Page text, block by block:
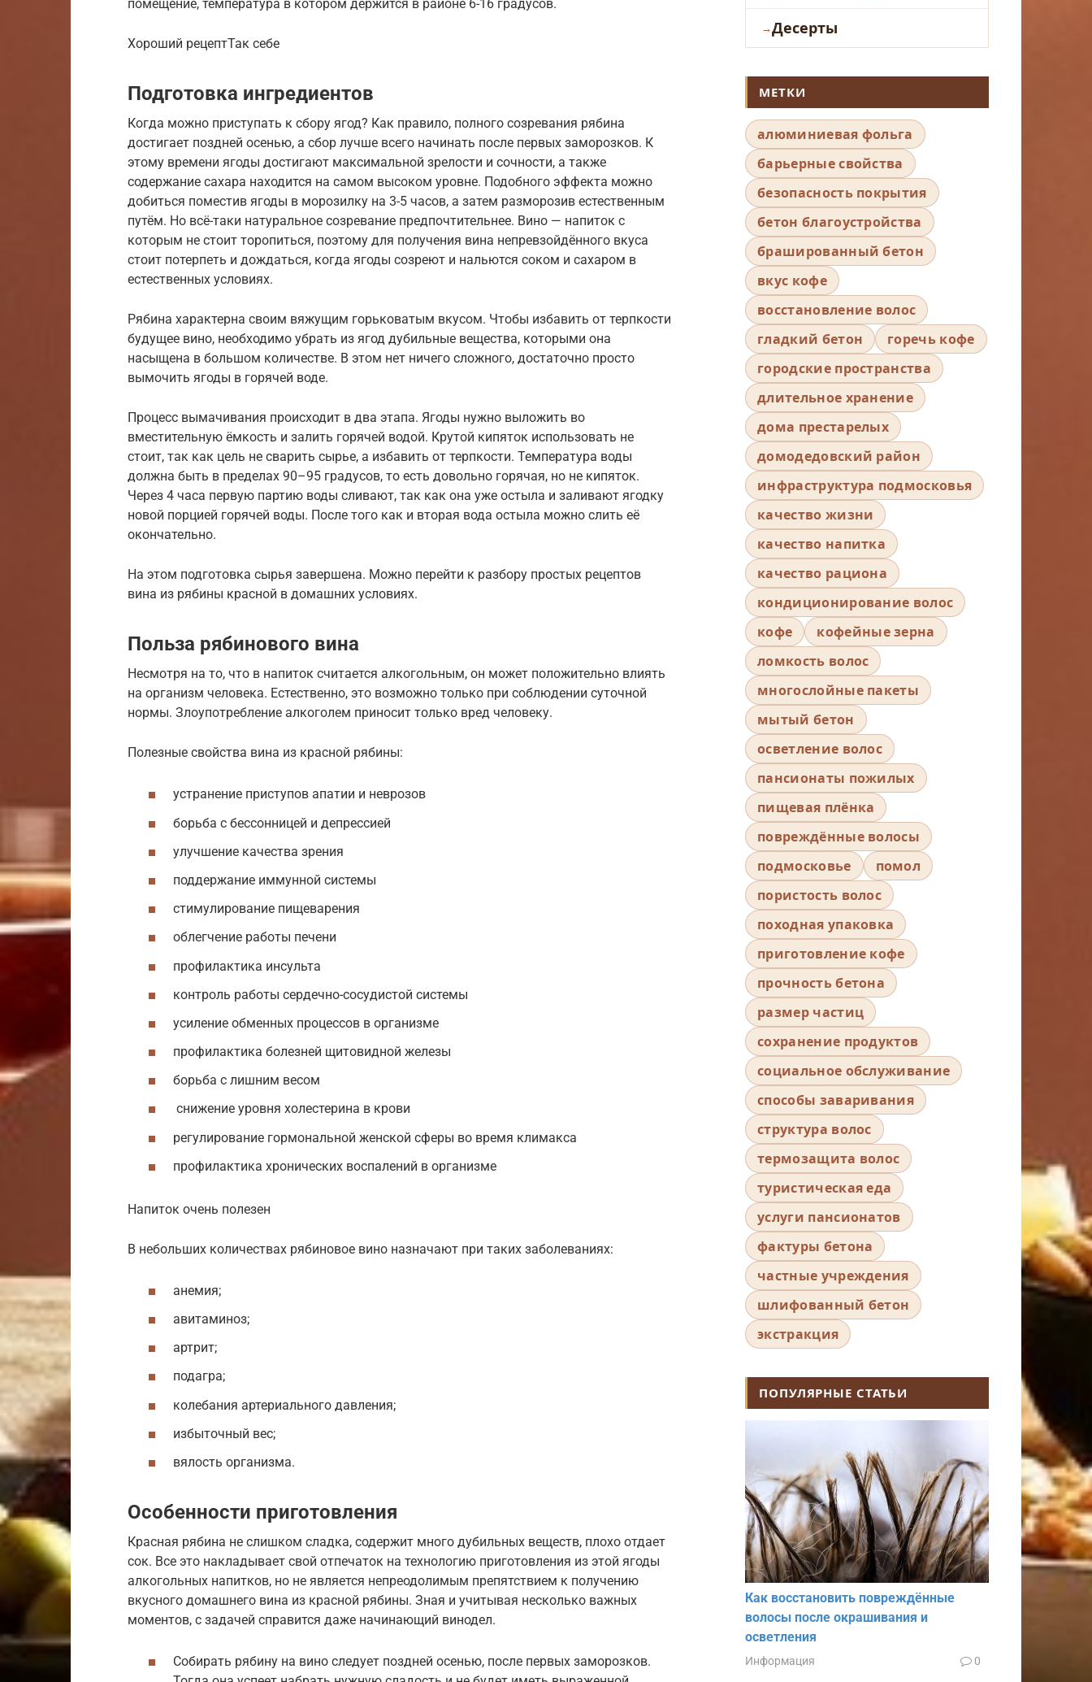
помещение, температура в котором держится в районе 6-16 градусов.
Хороший рецептТак себе
Подготовка ингредиентов
Когда можно приступать к сбору ягод? Как правило, полного созревания рябина
достигает поздней осенью, а сбор лучше всего начинать после первых заморозков. К
этому времени ягоды достигают максимальной зрелости и сочности, а также
содержание сахара находится на самом высоком уровне. Подобного эффекта можно
добиться поместив ягоды в морозилку на 3-5 часов, а затем разморозив естественным
путём. Но всё-таки натуральное созревание предпочтительнее. Вино — напиток с
которым не стоит торопиться, поэтому для получения вина непревзойдённого вкуса
стоит потерпеть и дождаться, когда ягоды созреют и нальются соком и сахаром в
естественных условиях.
Рябина характерна своим вяжущим горьковатым вкусом. Чтобы избавить от терпкости
будущее вино, необходимо убрать из ягод дубильные вещества, которыми она
насыщена в большом количестве. В этом нет ничего сложного, достаточно просто
вымочить ягоды в горячей воде.
Процесс вымачивания происходит в два этапа. Ягоды нужно выложить во
вместительную ёмкость и залить горячей водой. Крутой кипяток использовать не
стоит, так как цель не сварить сырье, а избавить от терпкости. Температура воды
должна быть в пределах 90–95 градусов, то есть довольно горячая, но не кипяток.
Через 4 часа первую партию воды сливают, так как она уже остыла и заливают ягодку
новой порцией горячей воды. После того как и вторая вода остыла можно слить её
окончательно.
На этом подготовка сырья завершена. Можно перейти к разбору простых рецептов
вина из рябины красной в домашних условиях.
Польза рябинового вина
Несмотря на то, что в напиток считается алкогольным, он может положительно влиять
на организм человека. Естественно, это возможно только при соблюдении суточной
нормы. Злоупотребление алкоголем приносит только вред человеку.
Полезные свойства вина из красной рябины:
устранение приступов апатии и неврозов
борьба с бессонницей и депрессией
улучшение качества зрения
поддержание иммунной системы
стимулирование пищеварения
облегчение работы печени
профилактика инсульта
контроль работы сердечно-сосудистой системы
усиление обменных процессов в организме
профилактика болезней щитовидной железы
борьба с лишним весом
снижение уровня холестерина в крови
регулирование гормональной женской сферы во время климакса
профилактика хронических воспалений в организме
Напиток очень полезен
В небольших количествах рябиновое вино назначают при таких заболеваниях:
анемия;
авитаминоз;
артрит;
подагра;
колебания артериального давления;
избыточный вес;
вялость организма.
Особенности приготовления
Красная рябина не слишком сладка, содержит много дубильных веществ, плохо отдает
сок. Все это накладывает свой отпечаток на технологию приготовления из этой ягоды
алкогольных напитков, но не является непреодолимым препятствием к получению
вкусного домашнего вина из красной рябины. Зная и учитывая несколько важных
моментов, с задачей справится даже начинающий винодел.
Собирать рябину на вино следует поздней осенью, после первых заморозков.
Десерты
МЕТКИ
алюминиевая фольга
барьерные свойства
безопасность покрытия
бетон благоустройства
брашированный бетон
вкус кофе
восстановление волос
гладкий бетон
горечь кофе
городские пространства
длительное хранение
дома престарелых
домодедовский район
инфраструктура подмосковья
качество жизни
качество напитка
качество рациона
кондиционирование волос
кофе
кофейные зерна
ломкость волос
многослойные пакеты
мытый бетон
осветление волос
пансионаты пожилых
пищевая плёнка
повреждённые волосы
подмосковье
помол
пористость волос
походная упаковка
приготовление кофе
прочность бетона
размер частиц
сохранение продуктов
социальное обслуживание
способы заваривания
структура волос
термозащита волос
туристическая еда
услуги пансионатов
фактуры бетона
частные учреждения
шлифованный бетон
экстракция
ПОПУЛЯРНЫЕ СТАТЬИ
Как восстановить повреждённые
волосы после окрашивания и
осветления
Информация 0